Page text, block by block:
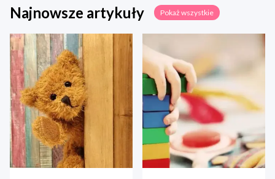
Najnowsze artykuły Pokaż wszystkie